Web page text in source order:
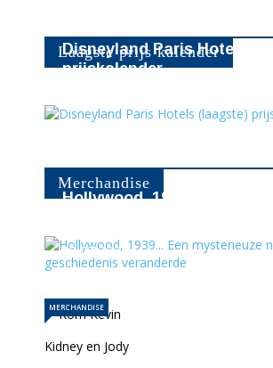
Laagste prijs kalender
Disneyland Paris Hotels
prijskalender
Merchandise
Hollywood, 1939... Een
10-07-2026
MERCHANDISE